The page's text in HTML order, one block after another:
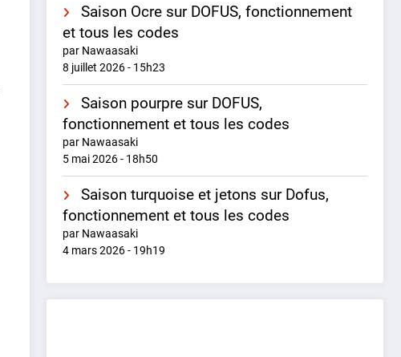
Saison Ocre sur DOFUS, fonctionnement
et tous les codes
par Nawaasaki
8 juillet 2026 - 15h23
Saison pourpre sur DOFUS,
fonctionnement et tous les codes
par Nawaasaki
5 mai 2026 - 18h50
Saison turquoise et jetons sur Dofus,
fonctionnement et tous les codes
par Nawaasaki
4 mars 2026 - 19h19